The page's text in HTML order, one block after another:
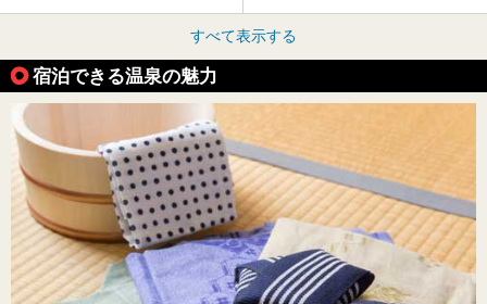
すべて表示する
宿泊できる温泉の魅力